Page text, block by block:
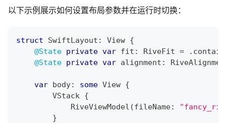
以下示例展示如何设置布局参数并在运行时切换：
struct SwiftLayout : View {
@State private var fit : RiveFit = . contain
@State private var alignment :
var body: some View {
VStack {
RiveViewModel (fileName:
}